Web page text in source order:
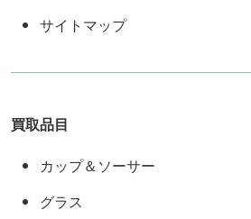
サイトマップ
買取品目
カップ＆ソーサー
グラス